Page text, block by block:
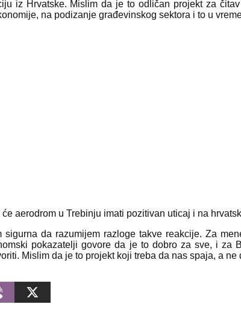
iz Hrvatske. Mislim da je to odličan projekt za
na podizanje građevinskog sektora i to u
aerodrom u Trebinju imati pozitivan uticaj i na
da razumijem razloge takve reakcije. Za
pokazatelji govore da je to dobro za sve, i
Mislim da je to projekt koji treba da nas spaja, a